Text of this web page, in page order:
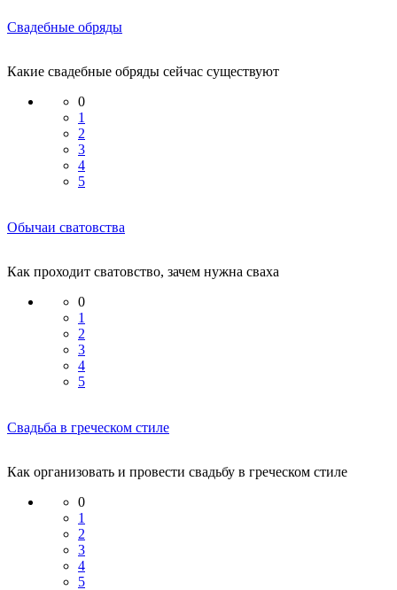
Свадебные обряды
Какие свадебные обряды сейчас существуют
0
1
2
3
4
5
Обычаи сватовства
Как проходит сватовство, зачем нужна сваха
0
1
2
3
4
5
Свадьба в греческом стиле
Как организовать и провести свадьбу в греческом стиле
0
1
2
3
4
5